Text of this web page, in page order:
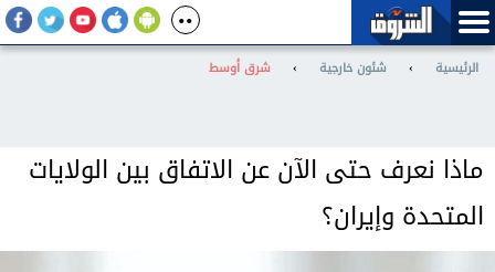
الرئيسية › شئون خارجية › شرق أوسط
ماذا نعرف حتى الآن عن الاتفاق بين الولايات
المتحدة وإيران؟